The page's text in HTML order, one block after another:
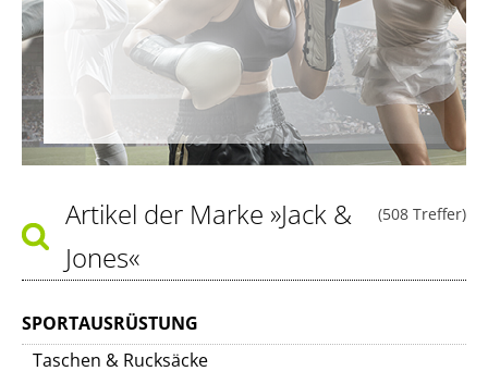
(508 Treffer)
Artikel der Marke »Jack &
Jones«
SPORTAUSRÜSTUNG
Taschen & Rucksäcke